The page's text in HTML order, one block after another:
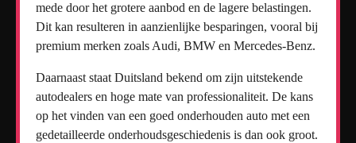
mede door het grotere aanbod en de lagere belastingen.
Dit kan resulteren in aanzienlijke besparingen, vooral bij
premium merken zoals Audi, BMW en Mercedes-Benz.
Daarnaast staat Duitsland bekend om zijn uitstekende
autodealers en hoge mate van professionaliteit. De kans
op het vinden van een goed onderhouden auto met een
gedetailleerde onderhoudsgeschiedenis is dan ook groot.